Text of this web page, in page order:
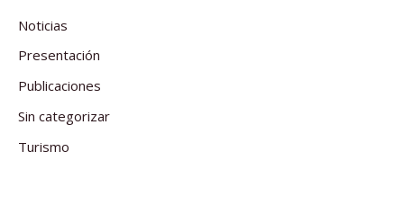
Noticias
Presentación
Publicaciones
Sin categorizar
Turismo